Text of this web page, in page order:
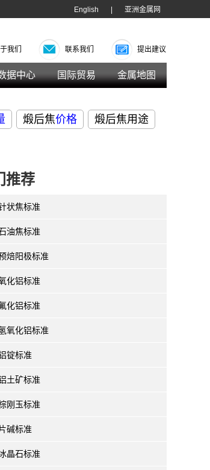
亚洲金属网
English
我们 联系我们 提出建议
据中心 国际贸易 金属地图
煅后焦价格
煅后焦用途
推荐
状焦标准
油焦标准
焙阳极标准
化铝标准
化铝标准
氧化铝标准
锭标准
土矿标准
刚玉标准
片碱标准
晶石标准